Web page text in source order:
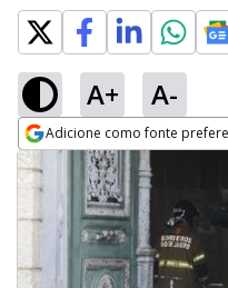
A+ A-
Adicione como fonte
Opens in new window